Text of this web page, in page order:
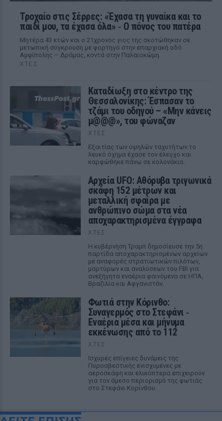
Τροχαίο στις Σέρρες: «Έχασα τη γυναίκα και το
παιδί μου, τα έχασα όλα» ‑ Ο πόνος του πατέρα
Μητέρα 43 ετών και ο 21χρονος γιος της σκοτώθηκαν σε
μετωπική σύγκρουση με φορτηγό στην επαρχιακή οδό
Αμφίπολης – Δράμας, κοντά στην Παλαιοκώμη.
ΧΤΕΣ
Καταδίωξη στο κέντρο της
Θεσσαλονίκης: Έσπασαν το
τζάμι του οδηγού – «Μην κάνεις
μ@@@», του φώναζαν
ΧΤΕΣ
Εξαιτίας των υψηλών ταχυτήτων το
λευκό όχημα έχασε τον έλεγχο και
καρφώθηκε πάνω σε κολονάκια.
Αρχεία UFO: Αθόρυβα τριγωνικά
σκάφη 152 μέτρων και
μεταλλική σφαίρα με
ανθρώπινο σώμα στα νέα
αποχαρακτηρισμένα έγγραφα
ΧΤΕΣ
Η κυβέρνηση Τραμπ δημοσίευσε την 5η
παρτίδα αποχαρακτηρισμένων αρχείων
με αναφορές στρατιωτικών πιλότων,
μαρτύρων και αναλύσεων του FBI για
ανεξήγητα εναέρια φαινόμενα σε ΗΠΑ,
Βραζιλία και Αφγανιστάν.
Φωτιά στην Κόρινθο:
Συναγερμός στο Στεφάνι ‑
Εναέρια μέσα και μήνυμα
εκκένωσης από το 112
ΧΤΕΣ
Ισχυρές επίγειες δυνάμεις της
Πυροσβεστικής ενισχυμένες με
αεροσκάφη και ελικόπτερα επιχειρούν
για τον άμεσο περιορισμό της φωτιάς
στο Στεφάνι Κορίνθου.